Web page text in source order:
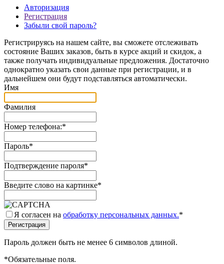
Авторизация
Регистрация
Забыли свой пароль?
Регистрируясь на нашем сайте, вы сможете отслеживать
состояние Ваших заказов, быть в курсе акций и скидок, а
также получать индивидуальные предложения. Достаточно
однократно указать свои данные при регистрации, и в
дальнейшем они будут подставляться автоматически.
Имя
Фамилия
Номер телефона:*
Пароль*
Подтверждение пароля*
Введите слово на картинке*
Я согласен на обработку персональных данных.*
Пароль должен быть не менее 6 символов длиной.
*Обязательные поля.